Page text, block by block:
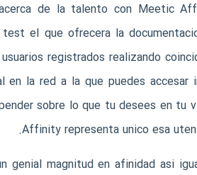
de la talento con Meetic
el que ofrecera la
registrados realizando
la red a la que puedes
sobre lo que tu desees en tu
Affinity representa unico esa
genial magnitud en afinidad asi­